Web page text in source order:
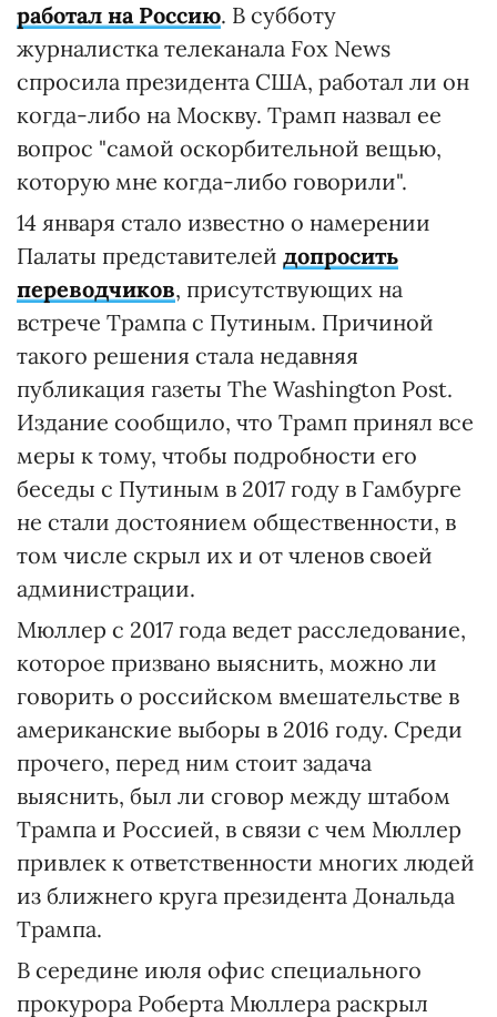
работал на Россию. В субботу
журналистка телеканала Fox News
спросила президента США, работал ли он
когда-либо на Москву. Трамп назвал ее
вопрос "самой оскорбительной вещью,
которую мне когда-либо говорили".
14 января стало известно о намерении
Палаты представителей допросить
переводчиков, присутствующих на
встрече Трампа с Путиным. Причиной
такого решения стала недавняя
публикация газеты The Washington Post.
Издание сообщило, что Трамп принял все
меры к тому, чтобы подробности его
беседы с Путиным в 2017 году в Гамбурге
не стали достоянием общественности, в
том числе скрыл их и от членов своей
администрации.
Мюллер с 2017 года ведет расследование,
которое призвано выяснить, можно ли
говорить о российском вмешательстве в
американские выборы в 2016 году. Среди
прочего, перед ним стоит задача
выяснить, был ли сговор между штабом
Трампа и Россией, в связи с чем Мюллер
привлек к ответственности многих людей
из ближнего круга президента Дональда
Трампа.
В середине июля офис специального
прокурора Роберта Мюллера раскрыл